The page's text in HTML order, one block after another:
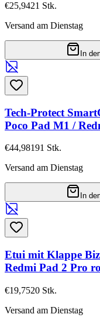
€25,9421 Stk.
Versand am Dienstag
In
Tech-Protect
Poco Pad M1 /
€44,98191 Stk.
Versand am Dienstag
In
Etui mit Klappe
Redmi Pad 2 Pro
€19,7520 Stk.
Versand am Dienstag